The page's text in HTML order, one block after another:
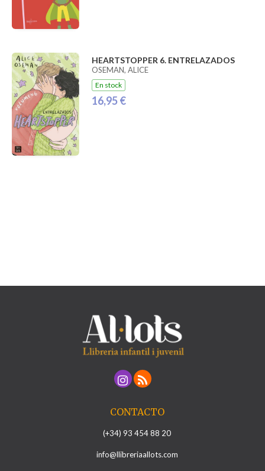
HEARTSTOPPER 6. ENTRELAZADOS
OSEMAN, ALICE
En stock
16,95 €
CONTACTO
(+34) 93 454 88 20
info@llibreriaallots.com